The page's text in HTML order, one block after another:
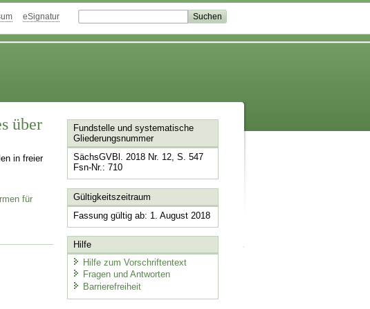
eSignatur
über
in freier
für
Fundstelle und systematische
Gliederungsnummer
SächsGVBl. 2018 Nr. 12, S. 547
Fsn-Nr.: 710
Gültigkeitszeitraum
Fassung gültig ab: 1. August 2018
Hilfe
Hilfe zum Vorschriftentext
Fragen und Antworten
Barrierefreiheit